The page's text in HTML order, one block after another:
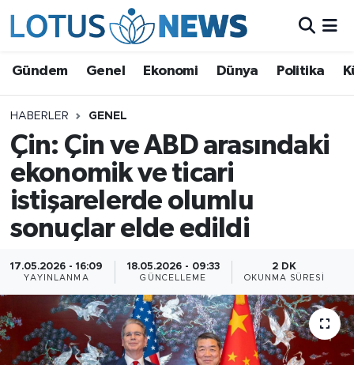
Gündem Genel Ekonomi Dünya Politika
HABERLER GENEL
Çin: Çin ve ABD arasındaki
ekonomik ve ticari
istişarelerde olumlu
sonuçlar elde edildi
17.05.2026 - 16:09
YAYINLANMA
18.05.2026 - 09:33
GÜNCELLEME
2 DK
OKUNMA SÜRESI
Ekonomi
Dünya
Politika
Kültür - Sanat ve Tarih
Yaşam
Bilim ve Teknoloji
Çin Fuarları